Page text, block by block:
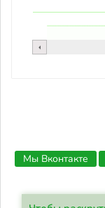
Мы Вконтакте